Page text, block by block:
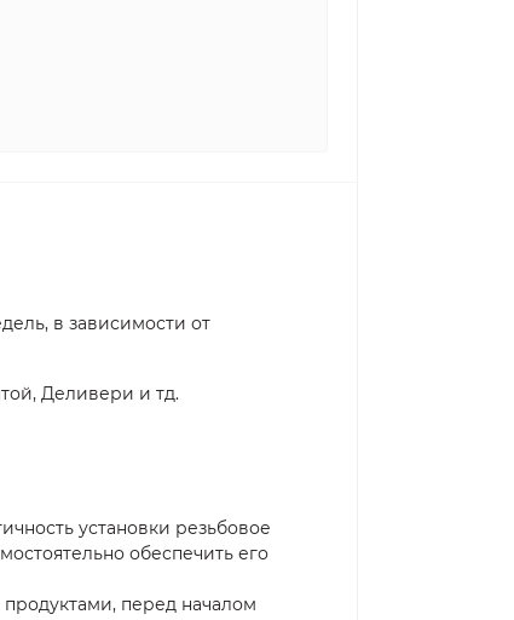
в зависимости от
Деливери и тд.
установки резьбовое
обеспечить его
перед началом